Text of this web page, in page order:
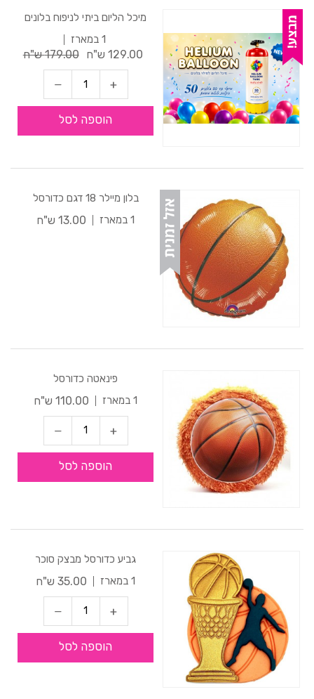
מיכל הליום ביתי לניפוח בלונים
1 במארז
129.00 ש"ח 179.00 ש"ח
הוספה לסל
בלון מיילר 18 דגם כדורסל
1 במארז
13.00 ש"ח
פינאטה כדורסל
1 במארז
110.00 ש"ח
הוספה לסל
גביע כדורסל מבצק סוכר
1 במארז
35.00 ש"ח
הוספה לסל